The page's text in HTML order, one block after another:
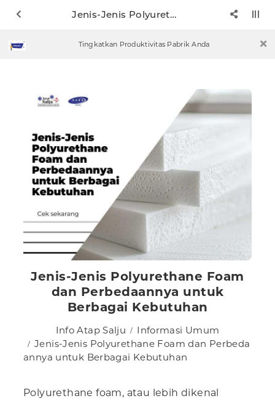
Jenis-Jenis Polyurethane Foam dan Perbedaannya untuk Berbagai Kebutuhan
Tingkatkan Produktivitas Pabrik Anda
Jenis-Jenis Polyurethane Foam
dan Perbedaannya untuk
Berbagai Kebutuhan
Info Atap Salju
Informasi Umum
Jenis-Jenis Polyurethane Foam dan Perbeda
annya untuk Berbagai Kebutuhan
Polyurethane foam, atau lebih dikenal